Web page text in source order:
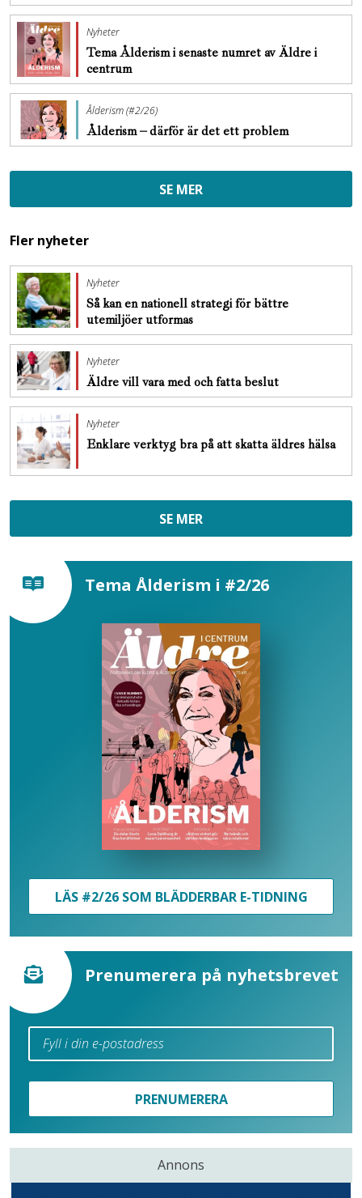
Nyheter
Tema Ålderism i senaste numret av Äldre i
centrum
Ålderism (#2/26)
Ålderism – därför är det ett problem
SE MER
Fler nyheter
Nyheter
Så kan en nationell strategi för bättre
utemiljöer utformas
Nyheter
Äldre vill vara med och fatta beslut
Nyheter
Enklare verktyg bra på att skatta äldres hälsa
SE MER
Tema Ålderism i #2/26
LÄS #2/26 SOM BLÄDDERBAR E-TIDNING
Prenumerera på nyhetsbrevet
PRENUMERERA
Annons